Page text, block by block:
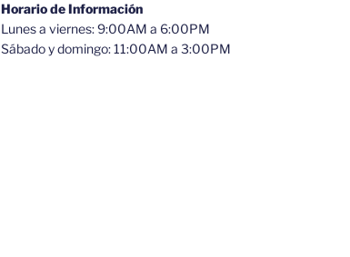
Horario de Información
Lunes a viernes: 9:00AM a 6:00PM
Sábado y domingo: 11:00AM a 3:00PM